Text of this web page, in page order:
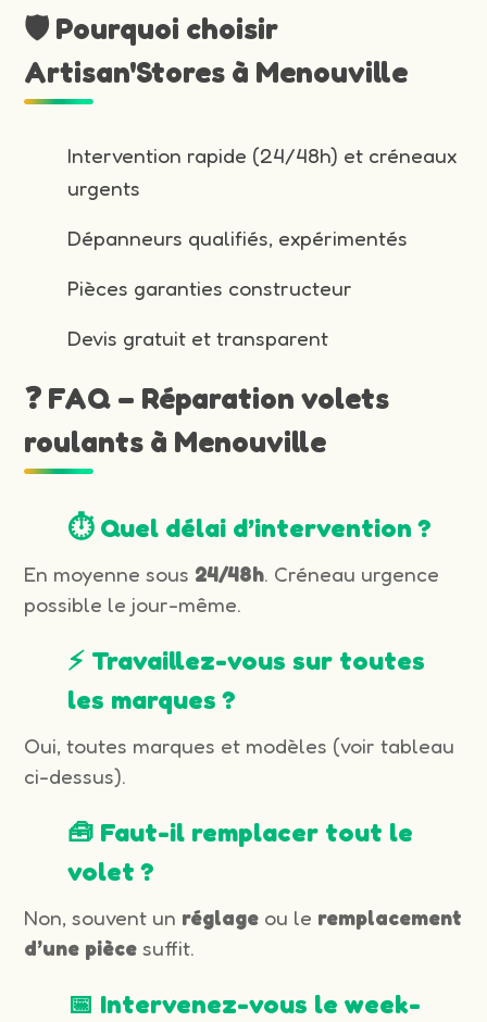
🛡️ Pourquoi choisir
Artisan'Stores à Menouville
Intervention rapide (24/48h) et créneaux
urgents
Dépanneurs qualifiés, expérimentés
Pièces garanties constructeur
Devis gratuit et transparent
❓ FAQ – Réparation volets
roulants à Menouville
⏱️ Quel délai d’intervention ?
En moyenne sous 24/48h. Créneau urgence
possible le jour-même.
⚡ Travaillez-vous sur toutes
les marques ?
Oui, toutes marques et modèles (voir tableau
ci-dessus).
🧰 Faut-il remplacer tout le
volet ?
Non, souvent un réglage ou le remplacement
d’une pièce suffit.
📅 Intervenez-vous le week-